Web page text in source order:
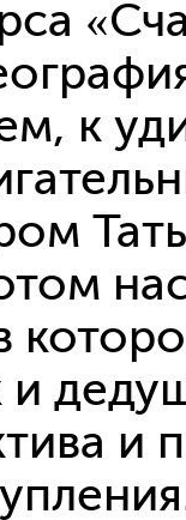
Снижение
на
Экономика
условий
Рейтинг
учреждений
к
и